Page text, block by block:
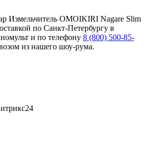
Измельчитель OMOIKIRI Nagare Slim
по Санкт-Петербургу в
и по телефону 8 (800) 500-85-
из нашего шоу-рума.